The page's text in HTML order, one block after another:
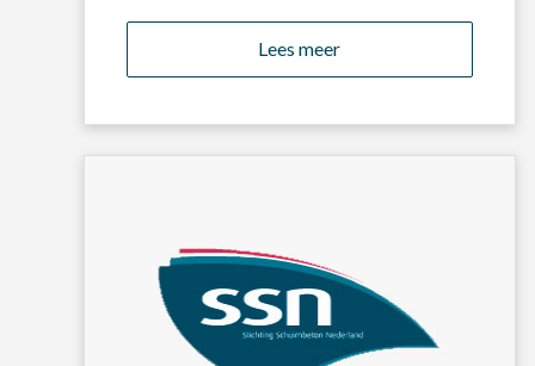
Lees meer